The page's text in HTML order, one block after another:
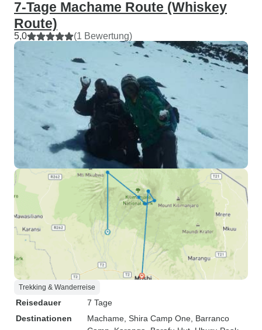
7-Tage Machame Route (Whiskey
Route)
5,0 (1 Bewertung)
Trekking & Wanderreise
Reisedauer
7 Tage
Destinationen
Machame , Shira Camp One , Barranco